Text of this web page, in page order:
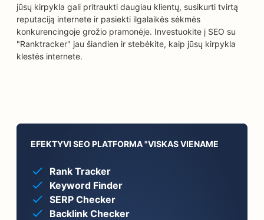
jūsų kirpykla gali pritraukti daugiau klientų, susikurti tvirtą
reputaciją internete ir pasiekti ilgalaikės sėkmės
konkurencingoje grožio pramonėje. Investuokite į SEO su
"Ranktracker" jau šiandien ir stebėkite, kaip jūsų kirpykla
klestės internete.
EFEKTYVI SEO PLATFORMA "VISKAS VIENAME
Rank Tracker
Keyword Finder
SERP Checker
Backlink Checker